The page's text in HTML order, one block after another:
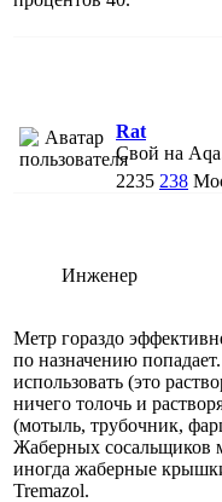
Rat
Свой на
2235 238
Инженер
Метр гораздо
по назначению
использовать (это
ничего толочь и
(мотыль, трубочник,
Жаберных сосальщиков
иногда жаберные
Tremazol.